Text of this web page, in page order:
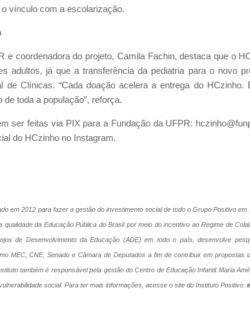
vínculo com a escolarização.
e coordenadora do projeto, Camila Fachin, destaca que o
adultos, já que a transferência da pediatria para o novo
de Clínicas. “Cada doação acelera a entrega do
de toda a população”, reforça.
ser feitas via PIX para a Fundação da UFPR:
do HCzinho no Instagram.
em 2012 para fazer a gestão do investimento social de todo o Grupo Positivo
qualidade da Educação Pública do Brasil por meio do incentivo ao Regime de
de Desenvolvimento da Educação (ADE) em todo o país, desenvolve
MEC, CNE, Senado e Câmara de Deputados a fim de contribuir em propostas
também é responsável pela gestão do Centro de Educação Infantil Maria
social. Para ter mais informações, acesse o site do Instituto Positivo: